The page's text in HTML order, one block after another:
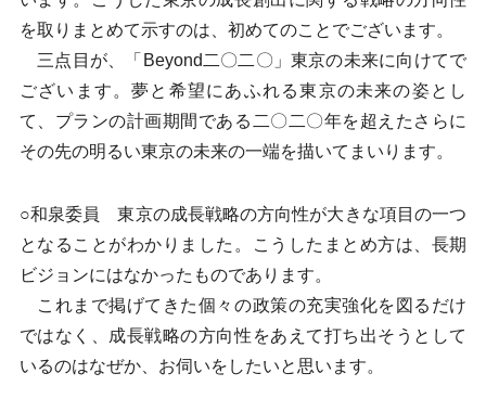
を取りまとめて示すのは、初めてのことでございます。
三点目が、「Beyond二〇二〇」東京の未来に向けてで
ございます。夢と希望にあふれる東京の未来の姿とし
て、プランの計画期間である二〇二〇年を超えたさらに
その先の明るい東京の未来の一端を描いてまいります。
○和泉委員 東京の成長戦略の方向性が大きな項目の一つ
となることがわかりました。こうしたまとめ方は、長期
ビジョンにはなかったものであります。
これまで掲げてきた個々の政策の充実強化を図るだけ
ではなく、成長戦略の方向性をあえて打ち出そうとして
いるのはなぜか、お伺いをしたいと思います。